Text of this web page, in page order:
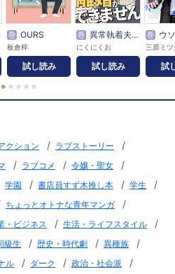
巻 OURS
板倉梓
試し読み
巻 異常執着夫と離婚ができません【単話】
にくにくお
試し読み
巻 ウソ
三原ミ
試
● ● ● ● ●
クション / ラブストーリー /
/ ラブコメ / 令嬢・聖女 /
学園 / 書店員すず木推し本 / 学生 /
ちょっとオトナな青年マンガ /
・ビジネス / 生活・ライフスタイル /
級生 / 歴史・時代劇 / 異種族 /
ル / ダーク / 政治・社会派 /